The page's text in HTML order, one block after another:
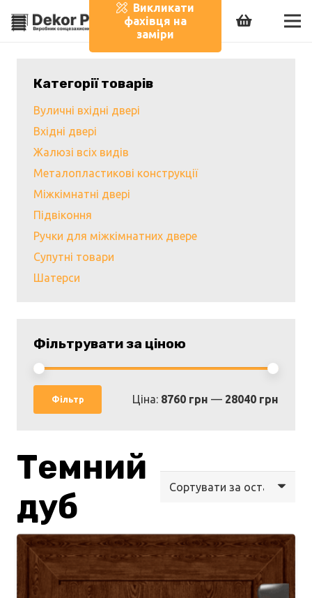
Викликати
фахівця на
заміри
Категорії товарів
Вуличні вхідні двері
Вхідні двері
Жалюзі всіх видів
Металопластикові конструкції
Міжкімнатні двері
Підвіконня
Ручки для міжкімнатних двере
Супутні товари
Шатерси
Фільтрувати за ціною
Фільтр Ціна: 8760 грн — 28040 грн
Темний
дуб